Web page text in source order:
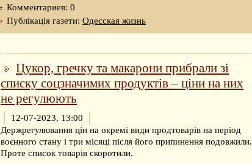
Комментариев: 0
Публікація газети: Одесская жизнь
Цукор, гречку та макарони прибрали зі
списку соцзначимих продуктів – ціни на них
не регулюють
12-07-2023, 13:00
Держрегулювання цін на окремі види продтоварів на період
воєнного стану і три місяці після його припинення подовжили.
Проте список товарів скоротили.